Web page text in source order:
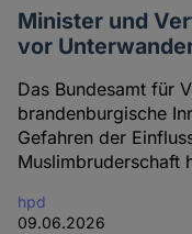
Minister und
vor
Das Bundesamt für
brandenburgische
Gefahren der
Muslimbruderschaft
hpd
09.06.2026